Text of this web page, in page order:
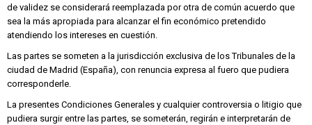
de validez se considerará reemplazada por otra de común acuerdo que
sea la más apropiada para alcanzar el fin económico pretendido
atendiendo los intereses en cuestión.
Las partes se someten a la jurisdicción exclusiva de los Tribunales de la
ciudad de Madrid (España), con renuncia expresa al fuero que pudiera
corresponderle.
La presentes Condiciones Generales y cualquier controversia o litigio que
pudiera surgir entre las partes, se someterán, regirán e interpretarán de